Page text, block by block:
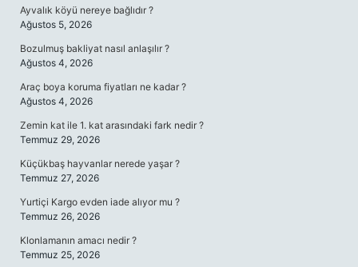
Ayvalık köyü nereye bağlıdır ?
Ağustos 5, 2026
Bozulmuş bakliyat nasıl anlaşılır ?
Ağustos 4, 2026
Araç boya koruma fiyatları ne kadar ?
Ağustos 4, 2026
Zemin kat ile 1. kat arasındaki fark nedir ?
Temmuz 29, 2026
Küçükbaş hayvanlar nerede yaşar ?
Temmuz 27, 2026
Yurtiçi Kargo evden iade alıyor mu ?
Temmuz 26, 2026
Klonlamanın amacı nedir ?
Temmuz 25, 2026